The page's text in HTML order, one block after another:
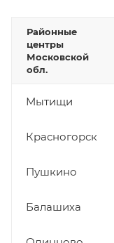
Районные
центры
Московской
обл.
Мытищи
Красногорск
Пушкино
Балашиха